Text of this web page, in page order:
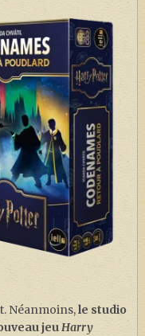
Néanmoins,le studio
jeuHarry